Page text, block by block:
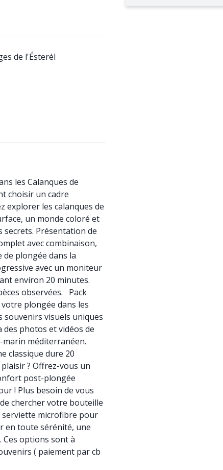
de l'Ésterél
les Calanques de
choisir un cadre
explorer les calanques de
un monde coloré et
Présentation de
avec combinaison,
plongée dans la
avec un moniteur
environ 20 minutes.
observées. Pack
plongée dans les
souvenirs visuels uniques
photos et vidéos de
méditerranéen.
classique dure 20
? Offrez-vous un
post-plongée
! Plus besoin de vous
chercher votre bouteille
serviette microfibre pour
en toute sérénité, une
options sont à
( paiement par cb